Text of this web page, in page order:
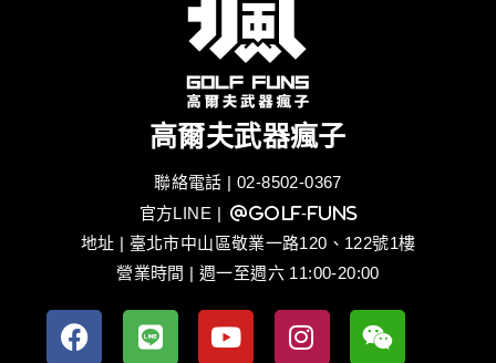
高爾夫武器瘋子
聯絡電話 | 02-8502-0367
官方LINE | @golf-funs
地址 | 臺北市中山區敬業一路120、122號1樓
營業時間 | 週一至週六 11:00-20:00